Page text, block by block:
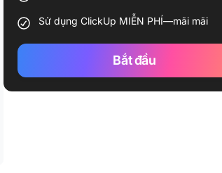
Sử dụng ClickUp MIỄN PHÍ—mãi mãi
Bắt đầu